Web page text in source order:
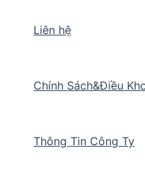
Liên hệ
Chính Sách&Điều
Thông Tin Công Ty